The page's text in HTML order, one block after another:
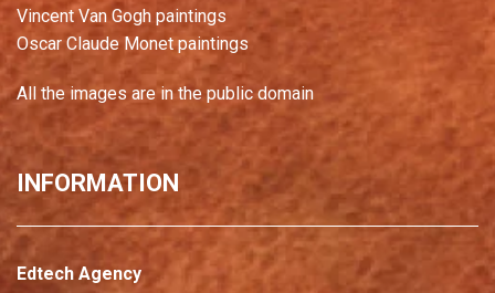
Vincent Van Gogh paintings
Oscar Claude Monet paintings
All the images are in the public domain
INFORMATION
Edtech Agency